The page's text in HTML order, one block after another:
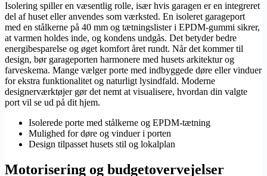
Isolering spiller en væsentlig rolle, især hvis garagen er en integreret
del af huset eller anvendes som værksted. En isoleret garageport
med en stålkerne på 40 mm og tætningslister i EPDM-gummi sikrer,
at varmen holdes inde, og kondens undgås. Det betyder bedre
energibesparelse og øget komfort året rundt. Når det kommer til
design, bør garageporten harmonere med husets arkitektur og
farveskema. Mange vælger porte med indbyggede døre eller vinduer
for ekstra funktionalitet og naturligt lysindfald. Moderne
designerværktøjer gør det nemt at visualisere, hvordan din valgte
port vil se ud på dit hjem.
Isolerede porte med stålkerne og EPDM-tætning
Mulighed for døre og vinduer i porten
Design tilpasset husets stil og lokalplan
Motorisering og budgetovervejelser